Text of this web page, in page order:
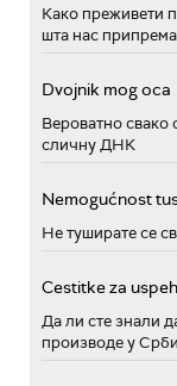
Како преживети
шта нас
Dvojnik mog oca
Вероватно свако
сличну ДНК
Nemogućnost
Не туширате се
Cestitke za uspeh
Да ли сте знали
производе у